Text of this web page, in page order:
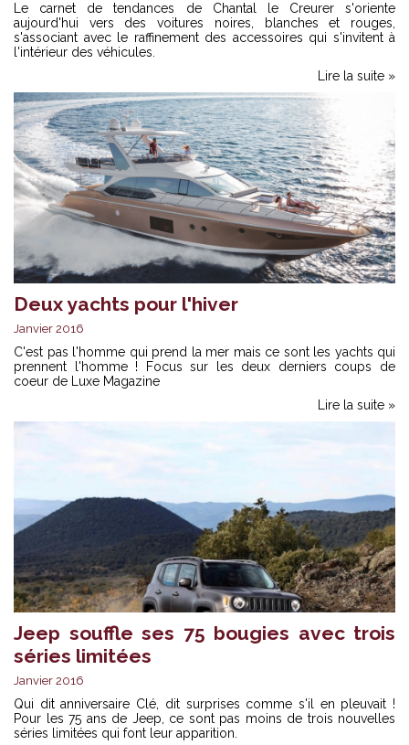
Le carnet de tendances de Chantal le Creurer s'oriente
aujourd'hui vers des voitures noires, blanches et rouges,
s'associant avec le raffinement des accessoires qui s'invitent à
l'intérieur des véhicules.
Lire la suite »
Deux yachts pour l'hiver
Janvier 2016
C'est pas l'homme qui prend la mer mais ce sont les yachts qui
prennent l'homme ! Focus sur les deux derniers coups de
coeur de Luxe Magazine
Lire la suite »
Jeep souffle ses 75 bougies avec trois
séries limitées
Janvier 2016
Qui dit anniversaire Clé, dit surprises comme s'il en pleuvait !
Pour les 75 ans de Jeep, ce sont pas moins de trois nouvelles
séries limitées qui font leur apparition.